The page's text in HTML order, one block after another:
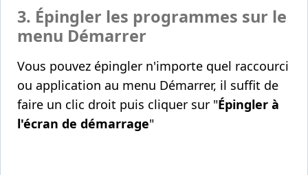
3. Épingler les programmes sur le
menu Démarrer
Vous pouvez épingler n'importe quel raccourci
ou application au menu Démarrer, il suffit de
faire un clic droit puis cliquer sur "Épingler à
l'écran de démarrage"